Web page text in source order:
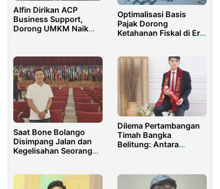
Alfin Dirikan ACP
Business Support,
Dorong UMKM Naik
Optimalisasi Basis
Pajak Dorong
Ketahanan Fiskal di Era
Saat Bone Bolango
Disimpang Jalan dan
Kegelisahan Seorang
Dilema Pertambangan
Timah Bangka
Belitung: Antara
Lingkungan